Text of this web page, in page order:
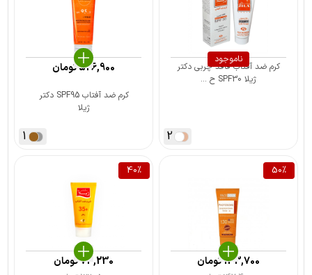
ناموجود
کرم ضد آفتاب فاقد چربی دکتر
ژیلا SPF30 ح ...
2
کرم ضد آفتاب SPF95 دکتر
ژیلا
526,900تومان
1
50%
133,700تومان
40%
73,230تومان